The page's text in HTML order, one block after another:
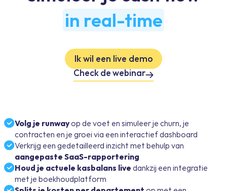
in real-time
Ik wil een live demo
Check de webinar
Volg je runwayop de voet en simuleer je churn, je
contracten en je groei via een interactief dashboard
Verkrijg een gedetailleerd inzicht met behulp van
aangepaste SaaS-rapportering
Houd je actuele kasbalans live dankzij een integratie
met je boekhoudplatform